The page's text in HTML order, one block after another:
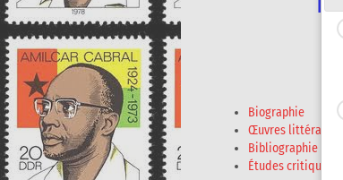
Biographie
Œuvres littéraires
Bibliographie
Études critiques -